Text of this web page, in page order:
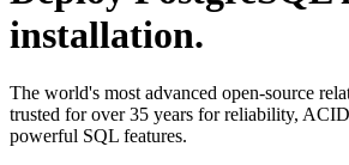
installation.
The world's most advanced open-source
trusted for over 35 years for reliability,
powerful SQL features.